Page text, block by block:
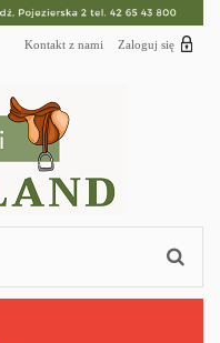
Zaloguj się
Kontakt z nami